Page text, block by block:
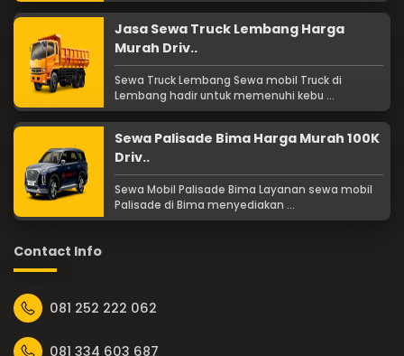
Jasa Sewa Truck Lembang Harga
Murah Driv..
Sewa Truck Lembang Sewa mobil Truck di
Lembang hadir untuk memenuhi kebu ...
Sewa Palisade Bima Harga Murah 100K
Driv..
Sewa Mobil Palisade Bima Layanan sewa mobil
Palisade di Bima menyediakan ...
Contact Info
081 252 222 062
081 334 603 687